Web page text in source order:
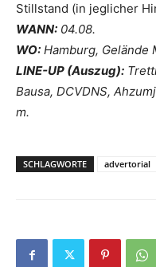
Stillstand (in jeglicher
WANN: 04.08.
WO: Hamburg, Gelände
LINE-UP (Auszug):
Bausa, DCVDNS,
m.
SCHLAGWORTE advertorial